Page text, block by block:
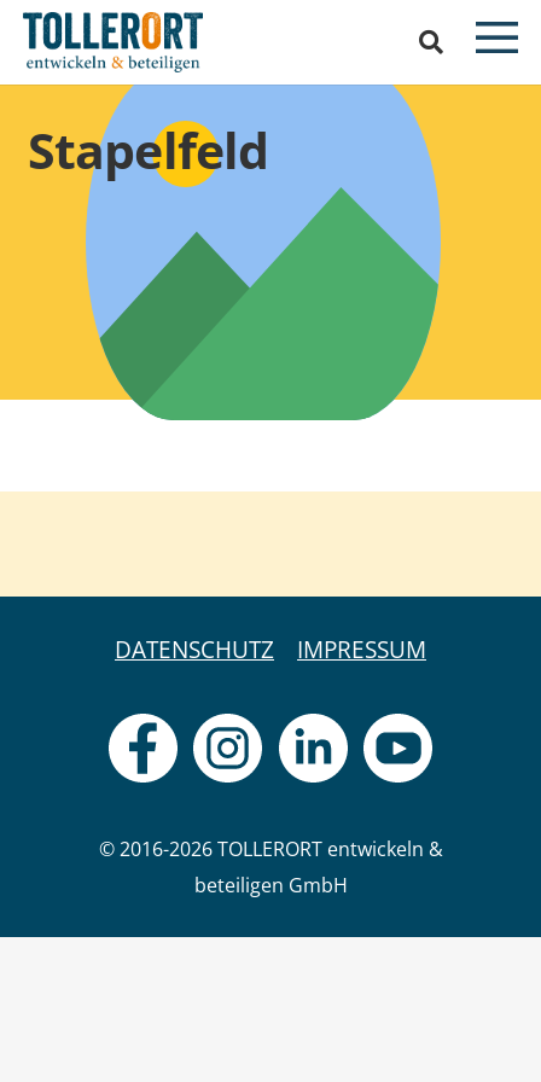
Stapelfeld
DATENSCHUTZ IMPRESSUM
© 2016-2026 TOLLERORT entwickeln &
beteiligen GmbH